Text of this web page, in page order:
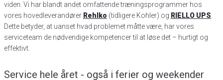
viden. Vi har blandt andet omfattende træningsprogrammer hos
vores hovedleverandører Rehlko (tidligere Kohler) og RIELLO UPS
Dette betyder, at uanset hvad problemet måtte være, har vores
serviceteam de nødvendige kompetencer til at løse det – hurtigt og
effektivt.
Service hele året - også i ferier og weekender